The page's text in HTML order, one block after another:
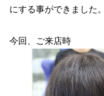
にする事ができました。
今回、ご来店時